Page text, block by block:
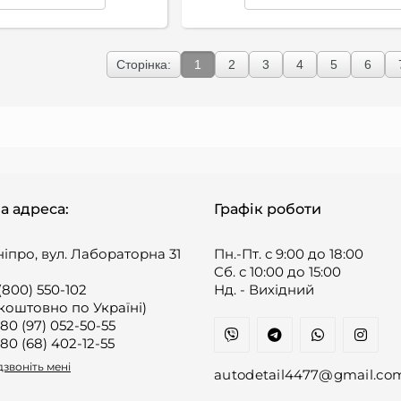
Сторінка: 1 2 3 4 5 6
адреса:
вул. Лабораторна 31
550-102
по Україні)
(97) 052-50-55
(68) 402-12-55
мені
Графік роботи
Пн.-Пт. с 9:00 до 18:00
Cб. с 10:00 до 15:00
Нд. - Вихідний